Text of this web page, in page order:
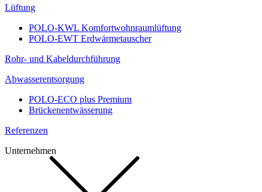
Lüftung
POLO-KWL Komfortwohnraumlüftung
POLO-EWT Erdwärmetauscher
Rohr- und Kabeldurchführung
Abwasserentsorgung
POLO-ECO plus Premium
Brückenentwässerung
Referenzen
Unternehmen